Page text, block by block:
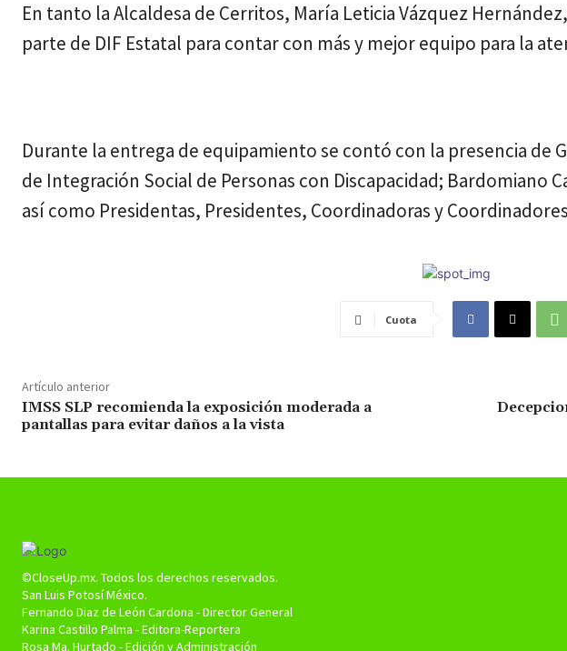
En tanto la Alcaldesa de Cerritos, María Leticia Vázquez
parte de DIF Estatal para contar con más y mejor equipo para la
Durante la entrega de equipamiento se contó con la presencia de
de Integración Social de Personas con Discapacidad; Bardomiano
así como Presidentas, Presidentes, Coordinadoras y
Cuota
Artículo anterior
IMSS SLP recomienda la exposición moderada a
pantallas para evitar daños a la vista
©CloseUp.mx. Todos los derechos reservados.
San Luis Potosí México.
Fernando Diaz de León Cardona - Director General
Karina Castillo Palma - Editora-Reportera
Rosa Ma. Hurtado - Edición y Administración